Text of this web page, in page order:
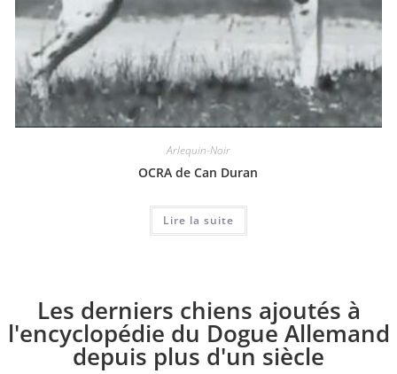
Arlequin-Noir
OCRA de Can Duran
Lire la suite
Les derniers chiens ajoutés à
l'encyclopédie du Dogue Allemand
depuis plus d'un siècle